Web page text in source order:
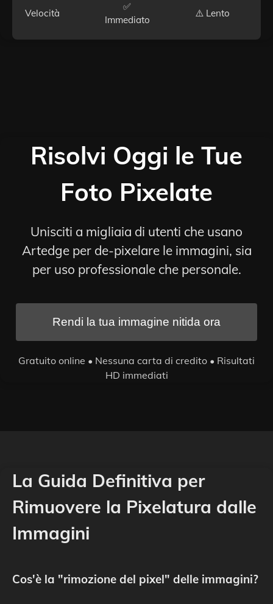
Velocità
✅
Immediato
⚠️ Lento
Risolvi Oggi le Tue
Foto Pixelate
Unisciti a migliaia di utenti che usano
Artedge per de-pixelare le immagini, sia
per uso professionale che personale.
Rendi la tua immagine nitida ora
Gratuito online • Nessuna carta di credito • Risultati
HD immediati
La Guida Definitiva per
Rimuovere la Pixelatura dalle
Immagini
Cos'è la "rimozione del pixel" delle immagini?